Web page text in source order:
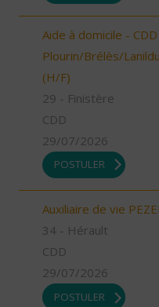
Aide à domicile -
Plourin/Brélès/
(H/F)
29 - Finistère
CDD
29/07/2026
POSTULER
Auxiliaire de vie
34 - Hérault
CDD
29/07/2026
POSTULER